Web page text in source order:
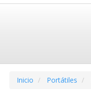
Inicio Portátiles